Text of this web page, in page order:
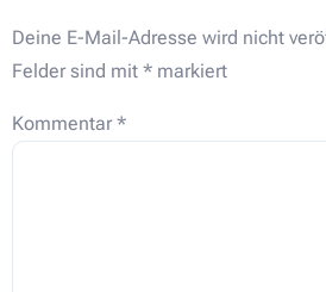
Deine E-Mail-Adresse wird nicht
Felder sind mit * markiert
Kommentar*